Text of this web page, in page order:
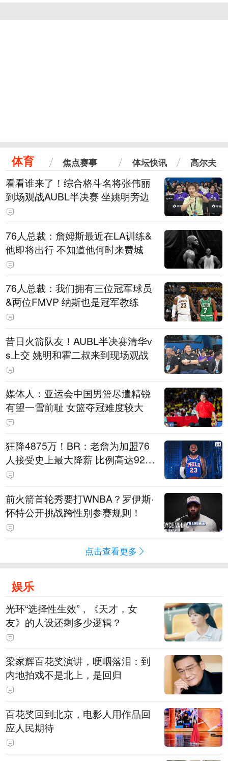
体育 焦点赛事 体坛快讯 高尔夫
看看谁来了！综合格斗名将张伟丽
到场观战AUBL半决赛 坐姚明旁边
76人总裁：詹姆斯最近在LA训练&
他即将出行 不知道他何时来费城
76人总裁：我们拥有三位冠军球员
&两位FMVP 纳斯也是冠军教练
昔日火箭队友！AUBL半决赛清华v
s上交 姚明和霍二叔来到现场观战
媒体人：亚运会中国男篮尽遣精锐
有望一雪前耻 女篮夺冠难度较大
狂降4875万！BR：老詹为加盟76
人接受史上最大降薪 比例高达92.
6%
前火箭首轮秀要打WNBA？罗伊斯·
怀特公开挑战跨性别参赛规则！
点击查看更多
娱乐
光环“选择性生效”，《天才，女
友》的人设还剩多少逻辑？
梁家辉百花奖演讲，哽咽落泪：到
内地拍戏不是北上，是回归
百花奖回到北京，电影人用作品回
应人民期待